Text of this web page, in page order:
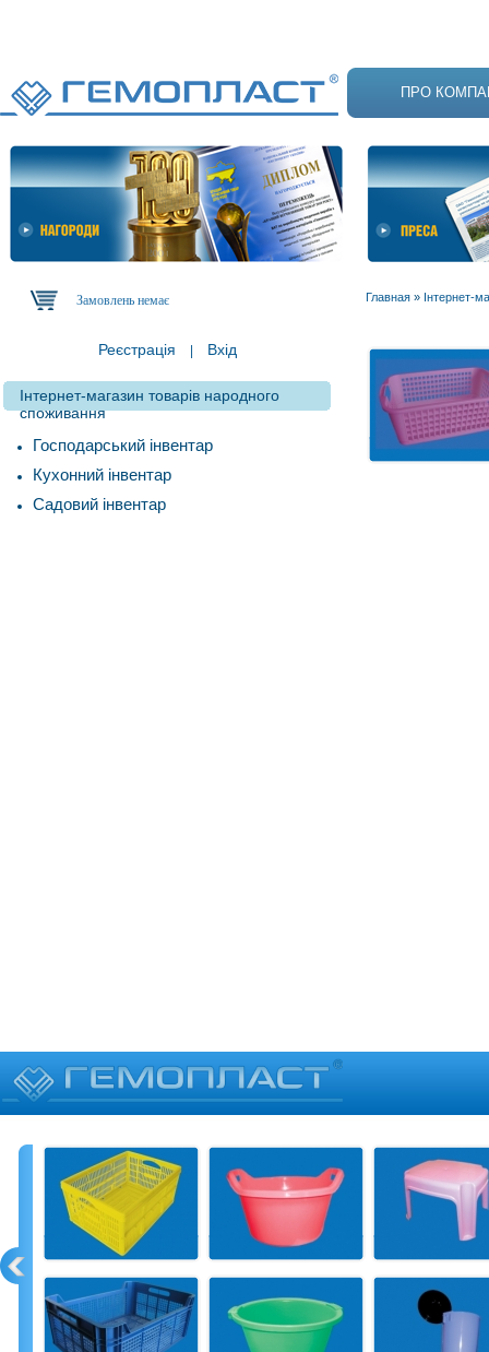
ПРО
Замовлень немає
Реєстрація Вхід
Інтернет-магазин товарів народного
споживання
Господарський інвентар
Кухонний інвентар
Садовий інвентар
Главная » Інтернет-